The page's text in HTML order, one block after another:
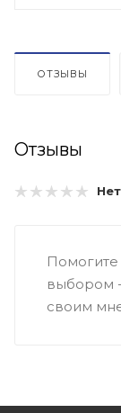
ОТЗЫВЫ
Отзывы
Помогите
выбором
своим